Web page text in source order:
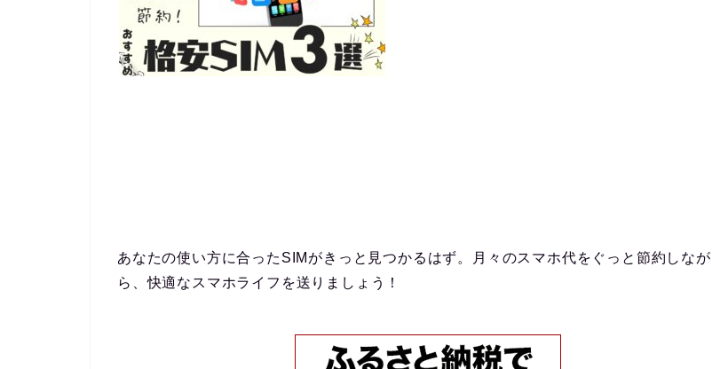
あなたの使い方に合ったSIMがきっと見つかるはず。月々のスマホ代をぐっと節約しなが
ら、快適なスマホライフを送りましょう！